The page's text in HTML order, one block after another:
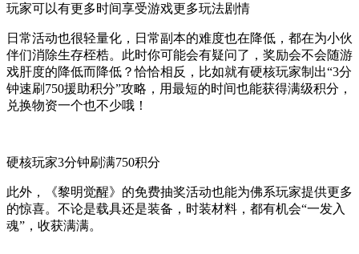
玩家可以有更多时间享受游戏更多玩法剧情
日常活动也很轻量化，日常副本的难度也在降低，都在为小伙
伴们消除生存桎梏。此时你可能会有疑问了，奖励会不会随游
戏肝度的降低而降低？恰恰相反，比如就有硬核玩家制出“3分
钟速刷750援助积分”攻略，用最短的时间也能获得满级积分，
兑换物资一个也不少哦！
硬核玩家3分钟刷满750积分
此外，《黎明觉醒》的免费抽奖活动也能为佛系玩家提供更多
的惊喜。不论是载具还是装备，时装材料，都有机会“一发入
魂”，收获满满。